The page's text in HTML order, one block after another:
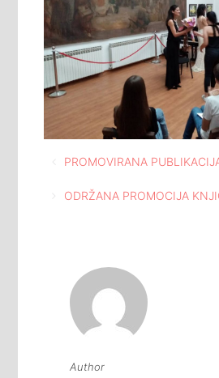
Navigacija
članaka
ODRŽANA PROMOCIJA KNJIGE “MAJKA HATIDŽA” AUTORICE ESNEFE SMAJLOVIĆ
Author